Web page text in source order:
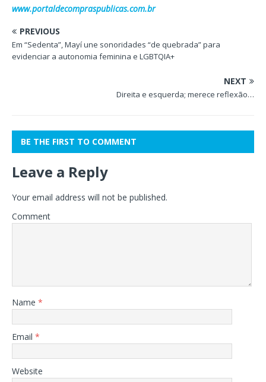
www.portaldecompraspublicas.com.br
PREVIOUS
Em “Sedenta”, Mayí une sonoridades “de quebrada” para
evidenciar a autonomia feminina e LGBTQIA+
NEXT
Direita e esquerda; merece reflexão…
BE THE FIRST TO COMMENT
Leave a Reply
Your email address will not be published.
Comment
Name *
Email *
Website